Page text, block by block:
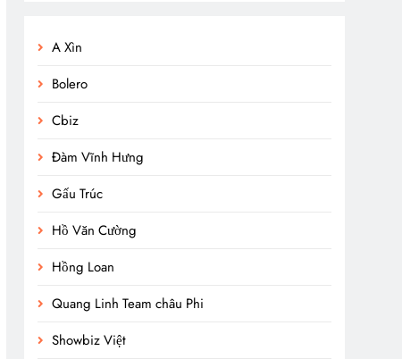
A Xìn
Bolero
Cbiz
Đàm Vĩnh Hưng
Gấu Trúc
Hồ Văn Cường
Hồng Loan
Quang Linh Team châu Phi
Showbiz Việt